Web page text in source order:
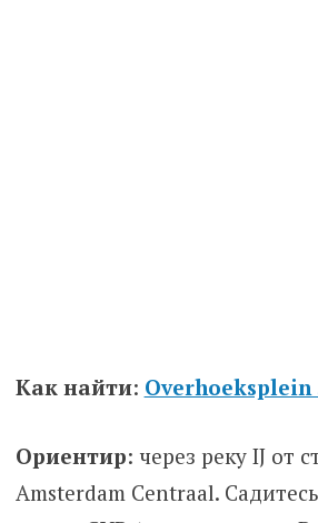
Как найти: Overhoeksplein
Ориентир: через реку IJ от
Amsterdam Centraal.